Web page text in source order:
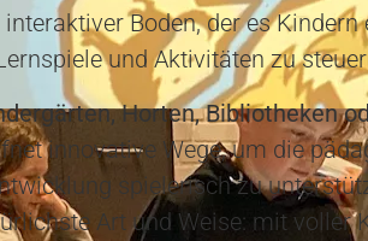
Boden, der es
und Aktivitäten zu
Horten, Bibliotheken
innovative Wege, um die
spielerisch zu
Art und Weise: mit voller